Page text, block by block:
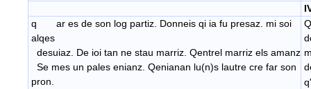
q ar es de son log partiz. Donneis qi ia fu presaz. mi soi
alqes
desuiaz. De ioi tan ne stau marriz. Qentrel marriz els amanz
Se mes un pales enianz. Qenianan lu(n)s lautre cre far son
pron.